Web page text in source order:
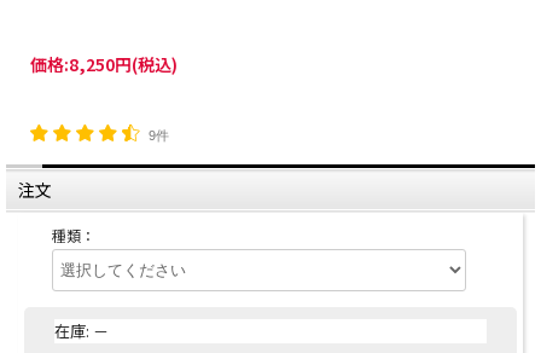
価格:8,250円(税込)
9件
注文
種類：
在庫: －